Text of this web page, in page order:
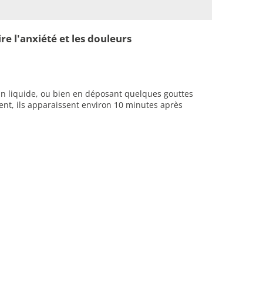
l'anxiété et les douleurs
liquide, ou bien en déposant quelques gouttes
ils apparaissent environ 10 minutes après